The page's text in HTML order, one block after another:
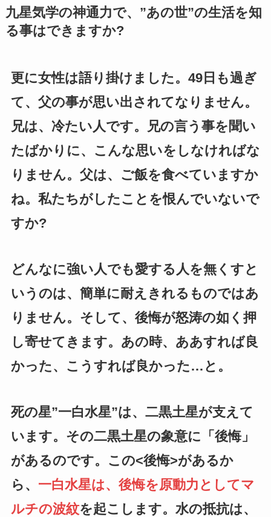
九星気学の神通力で、”あの世”の生活を知
る事はできますか?
更に女性は語り掛けました。49日も過ぎ
て、父の事が思い出されてなりません。
兄は、冷たい人です。兄の言う事を聞い
たばかりに、こんな思いをしなければな
りません。父は、ご飯を食べていますか
ね。私たちがしたことを恨んでいないで
すか?
どんなに強い人でも愛する人を無くすと
いうのは、簡単に耐えきれるものではあ
りません。そして、後悔が怒涛の如く押
し寄せてきます。あの時、ああすれば良
かった、こうすれば良かった…と。
死の星”一白水星”は、二黒土星が支えて
います。その二黒土星の象意に「後悔」
があるのです。この<後悔>があるか
ら、 一白水星は、後悔を原動力としてマ
ルチの波紋を起こします。水の抵抗は、